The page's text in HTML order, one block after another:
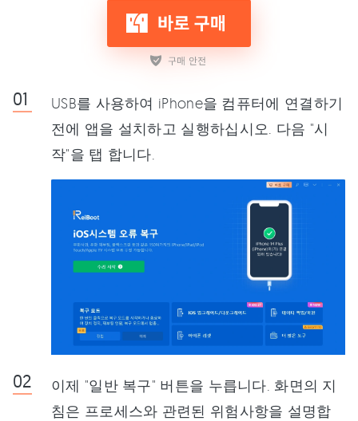
USB를 사용하여 iPhone을 컴퓨터에 연결하기
전에 앱을 설치하고 실행하십시오. 다음 "시
작"을 탭 합니다.
이제 "일반 복구" 버튼을 누릅니다. 화면의 지
침은 프로세스와 관련된 위험사항을 설명합